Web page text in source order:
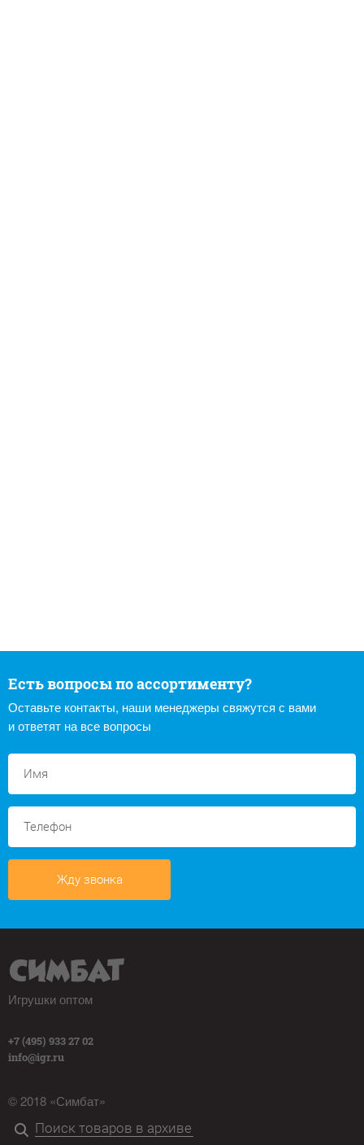
Есть вопросы по ассортименту?
Оставьте контакты, наши менеджеры свяжутся с вами
и ответят на все вопросы
Жду звонка
Игрушки оптом
+7 (495) 933 27 02
info@igr.ru
© 2018 «Симбат»